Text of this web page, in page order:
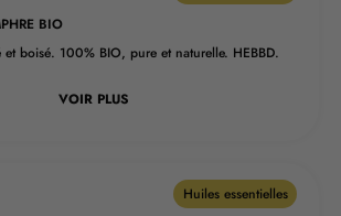
BIO
boisé. 100% BIO, pure et naturelle. HEBBD.
VOIR PLUS
Huiles essentielles